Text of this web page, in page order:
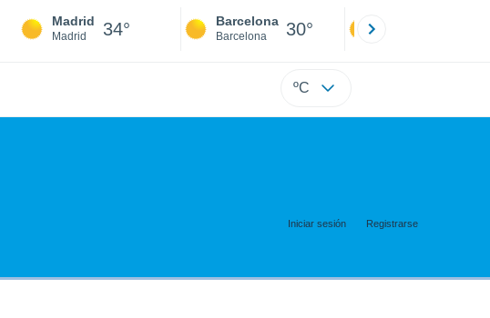
Madrid
Madrid 34° Barcelona
Barcelona 30°
ºC
Iniciar sesión Registrarse